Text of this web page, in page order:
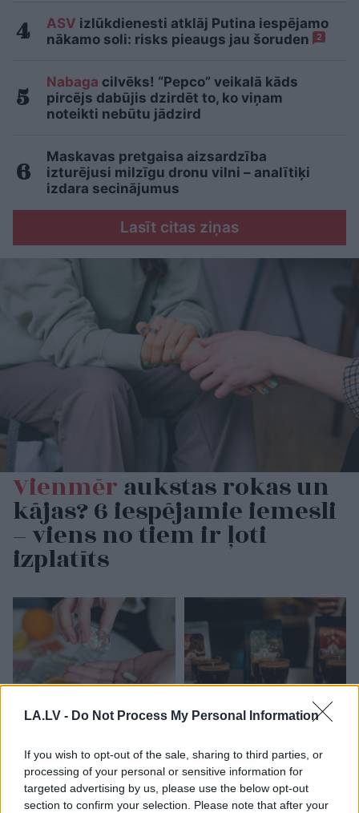
LA.LV - Do Not Process My Personal Information
If you wish to opt-out of the sale, sharing to third parties, or
processing of your personal or sensitive information for
targeted advertising by us, please use the below opt-out
section to confirm your selection. Please note that after your
ASV izlūkdienesti atklāj Putina iespējamo
nākamo soli: risks pieaugs jau šoruden
2
Nabaga cilvēks! “Pepco” veikalā kāds
pircējs dabūjis dzirdēt to, ko viņam
noteikti nebūtu jādzird
Maskavas pretgaisa aizsardzība
izturējusi milzīgu dronu vilni – analītiķi
izdara secinājumus
Lasīt citas ziņas
Vienmēraukstas rokas un
kājas? 6 iespējamie iemesli
– viens no tiem ir ļoti
izplatīts
Pazemināts vitamīna
B12 līmenis,
novecošana un
mitohondriji
laikus, kad kafiju labāk
nedzert – tā var
negatīvi ietekmēt tavu
ķermeni